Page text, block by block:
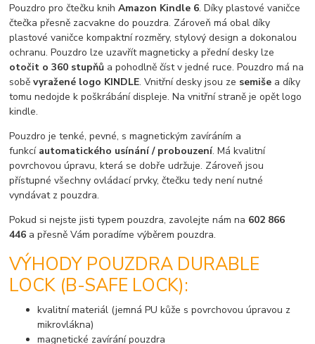
Pouzdro pro čtečku knihAmazon Kindle 6. Díky plastové vaničce
čtečka přesně zacvakne do pouzdra. Zároveň má obal díky
plastové vaničce kompaktní rozměry, stylový design a dokonalou
ochranu. Pouzdro lze uzavřít magneticky a přední desky lze
otočit o 360 stupňů a pohodlně číst v jedné ruce. Pouzdro má na
soběvyražené logo KINDLE. Vnitřní desky jsou ze semiše a díky
tomu nedojde k poškrábání displeje. Na vnitřní straně je opět logo
kindle.
Pouzdro je tenké, pevné, s magnetickým zavíráním a
funkcí automatického usínání / probouzení. Má kvalitní
povrchovou úpravu, která se dobře udržuje. Zároveň jsou
přístupné všechny ovládací prvky, čtečku tedy není nutné
vyndávat z pouzdra.
Pokud si nejste jisti typem pouzdra, zavolejte nám na 602 866
446 a přesně Vám poradíme výběrem pouzdra.
VÝHODY POUZDRA DURABLE
LOCK (B-SAFE LOCK):
kvalitní materiál (jemná PU kůže s povrchovou úpravou z
mikrovlákna)
magnetické zavírání pouzdra